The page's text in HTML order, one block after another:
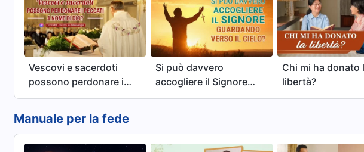
Vescovi e sacerdoti
possono perdonare i
peccati a nome di Dio?
Si può davvero
accogliere il Signore
guardando verso il
Chi mi ha donato
libertà?
Manuale per la fede